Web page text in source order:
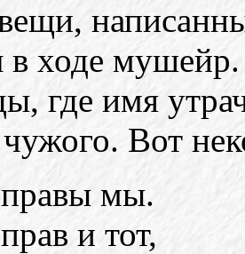
ходе
где имя
чужого. Вот
мы.
и тот,